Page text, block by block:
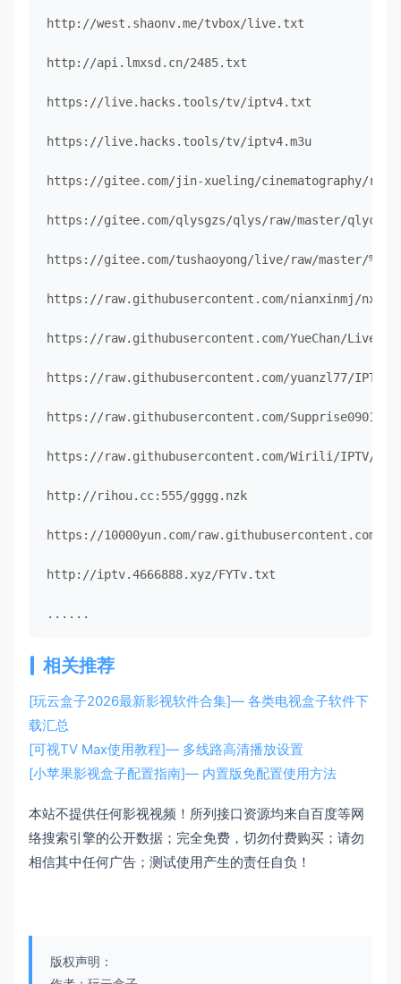
http://west.shaonv.me/tvbox/live.txt
http://api.lmxsd.cn/2485.txt
https://live.hacks.tools/tv/iptv4.txt
https://live.hacks.tools/tv/iptv4.m3u
https://gitee.com/jin-xueling/cinematography/
https://gitee.com/qlysgzs/qlys/raw/master/
https://gitee.com/tushaoyong/live/raw/master/
https://raw.githubusercontent.com/nianxinmj/
https://raw.githubusercontent.com/YueChan/Live/
https://raw.githubusercontent.com/yuanzl77/IPTV/
https://raw.githubusercontent.com/Supprise0901/
https://raw.githubusercontent.com/Wirili/IPTV/
http://rihou.cc:555/gggg.nzk
https://10000yun.com/raw.githubusercontent.com/
http://iptv.4666888.xyz/FYTv.txt
......
相关推荐
[玩云盒子2026最新影视软件合集]— 各类电视盒子软件下
载汇总
[可视TV Max使用教程]— 多线路高清播放设置
[小苹果影视盒子配置指南]— 内置版免配置使用方法
本站不提供任何影视视频！所列接口资源均来自百度等网
络搜索引擎的公开数据；完全免费，切勿付费购买；请勿
相信其中任何广告；测试使用产生的责任自负！
版权声明：